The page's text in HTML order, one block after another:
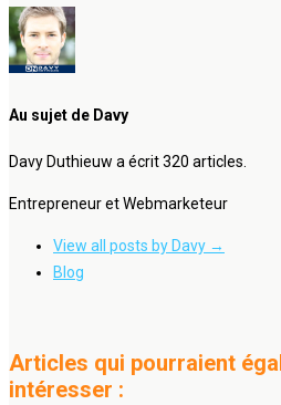
Au sujet de Davy
Davy Duthieuw a écrit 320 articles.
Entrepreneur et Webmarketeur
View all posts by Davy →
Blog
Articles qui pourraient
intéresser :